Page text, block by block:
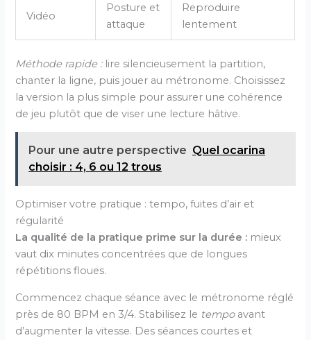
Vidéo
Posture et
attaque
Reproduire
lentement
Méthode rapide :lire silencieusement la partition,
chanter la ligne, puis jouer au métronome. Choisissez
la version la plus simple pour assurer une cohérence
de jeu plutôt que de viser une lecture hâtive.
Pour une autre perspective Quel ocarina
choisir : 4, 6 ou 12 trous
Optimiser votre pratique : tempo, fuites d’air et
régularité
La qualité de la pratique prime sur la durée : mieux
vaut dix minutes concentrées que de longues
répétitions floues.
Commencez chaque séance avec le métronome réglé
près de 80 BPM en 3/4. Stabilisez le tempoavant
d’augmenter la vitesse. Des séances courtes et